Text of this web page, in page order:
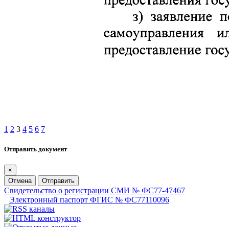
1 2 3 4 5 6 7
Отправить документ
×
Отмена
Отправить
Свидетельство о регистрации СМИ № ФС77-47467
Электронный паспорт ФГИС № ФС77110096